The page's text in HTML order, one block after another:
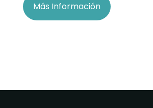
Más Información